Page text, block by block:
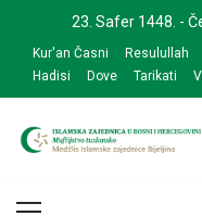
navigation
content
23. Safer 1448. -
Kur'an Časni Resulullah
Hadisi
Dove Tarikati